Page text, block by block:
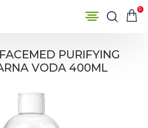
0
PURIFYING
VODA 400ML